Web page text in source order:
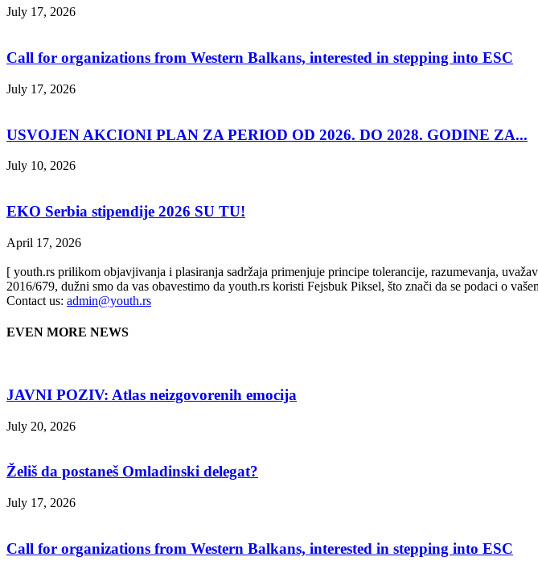
July 17, 2026
Call for organizations from Western Balkans, interested in stepping into ESC
July 17, 2026
USVOJEN AKCIONI PLAN ZA PERIOD OD 2026. DO 2028. GODINE ZA...
July 10, 2026
EKO Serbia stipendije 2026 SU TU!
April 17, 2026
[ youth.rs prilikom objavjivanja i plasiranja sadržaja primenjuje principe tolerancije, razumevanja,
2016/679, dužni smo da vas obavestimo da youth.rs koristi Fejsbuk Piksel, što znači da se podaci o
Contact us: admin@youth.rs
EVEN MORE NEWS
JAVNI POZIV: Atlas neizgovorenih emocija
July 20, 2026
Želiš da postaneš Omladinski delegat?
July 17, 2026
Call for organizations from Western Balkans, interested in stepping into ESC